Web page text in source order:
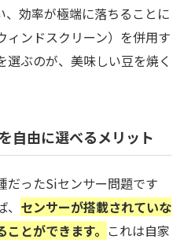
、効率が極端に落ちることに
ィンドスクリーン）を併用す
選ぶのが、美味しい豆を焼く
自由に選べるメリット
だったSiセンサー問題です
センサーが搭載されていな
とができます。 これは自家